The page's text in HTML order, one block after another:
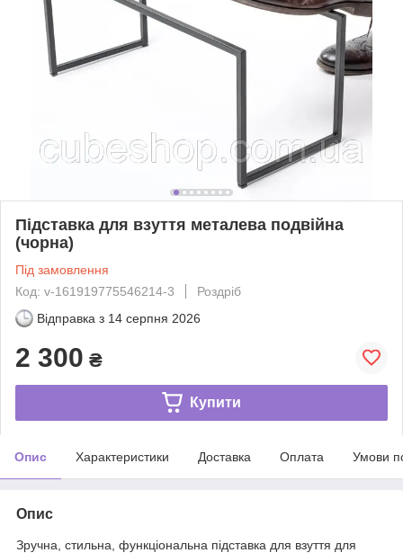
Підставка для взуття металева подвійна
(чорна)
Під замовлення
Код: v-161919775546214-3
Роздріб
Відправка з 14 серпня 2026
2 300 ₴
Купити
Опис Характеристики Доставка Оплата Умови
Опис
Зручна, стильна, функціональна підставка для взуття для